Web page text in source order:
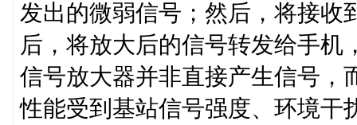
发出的微弱信号；然后，将接收
后，将放大后的信号转发给手
信号放大器并非直接产生信号，
性能受到基站信号强度、环境干